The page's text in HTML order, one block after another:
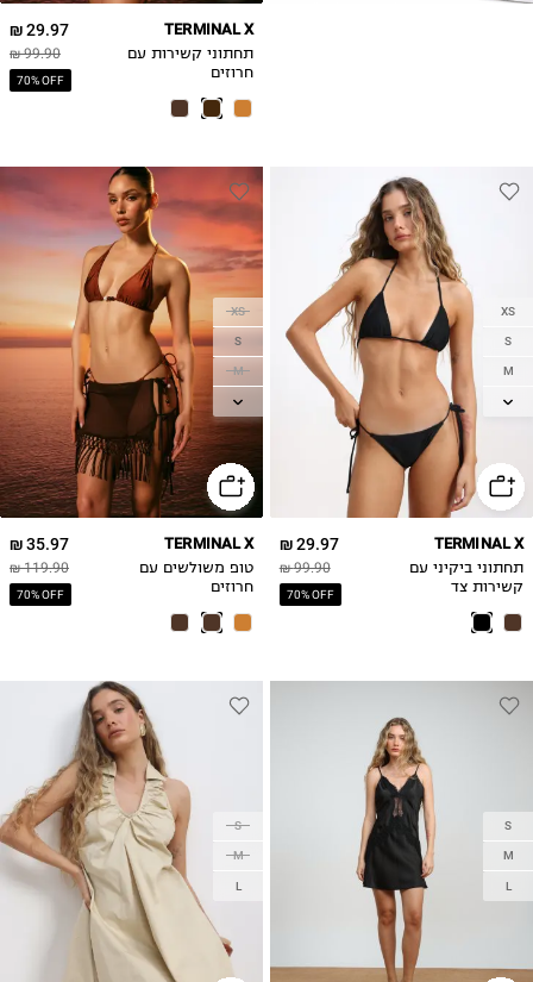
29.97 ₪
99.90 ₪
70% OFF
TERMINAL X
תחתוני קשירות עם
חרוזים
XS
S
M
L
29.97 ₪
99.90 ₪
70% OFF
TERMINAL X
תחתוני ביקיני עם
קשירות צד
XS
S
M
L
35.97 ₪
119.90 ₪
70% OFF
TERMINAL X
טופ משולשים עם
חרוזים
S
M
L
S
M
L